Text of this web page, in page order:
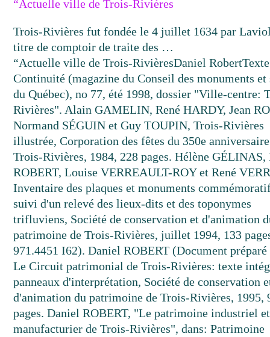
“Actuelle ville de Trois-Rivières
Trois-Rivières fut fondée le 4 juillet 1634 par
titre de comptoir de traite des …
“Actuelle ville de Trois-RivièresDaniel RobertTexte
Continuité (magazine du Conseil des monuments et
du Québec), no 77, été 1998, dossier "Ville-centre:
Rivières". Alain GAMELIN, René HARDY, Jean
Normand SÉGUIN et Guy TOUPIN, Trois-Rivières
illustrée, Corporation des fêtes du 350e
Trois-Rivières, 1984, 228 pages. Hélène GÉLINAS,
ROBERT, Louise VERREAULT-ROY et René
Inventaire des plaques et monuments
suivi d'un relevé des lieux-dits et des toponymes
trifluviens, Société de conservation et d'animation
patrimoine de Trois-Rivières, juillet 1994, 133
971.4451 I62). Daniel ROBERT (Document préparé
Le Circuit patrimonial de Trois-Rivières: texte
panneaux d'interprétation, Société de conservation
d'animation du patrimoine de Trois-Rivières, 1995,
pages. Daniel ROBERT, "Le patrimoine industriel et
manufacturier de Trois-Rivières", dans: Patrimoine